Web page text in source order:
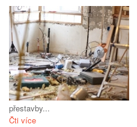
přestavby...
Čti více